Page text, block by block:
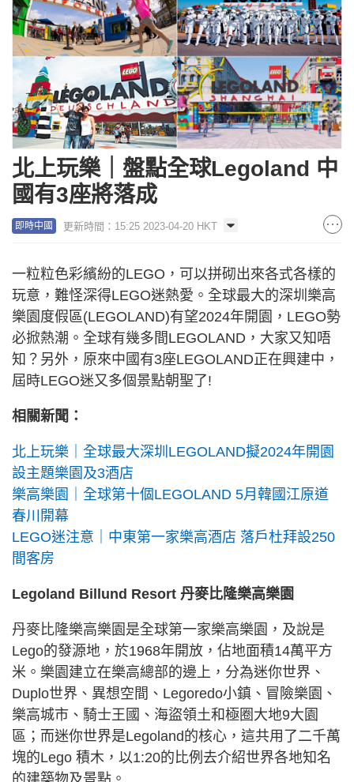
北上玩樂｜盤點全球Legoland 中
國有3座將落成
即時中國 更新時間：15:25 2023-04-20 HKT
一粒粒色彩繽紛的LEGO，可以拼砌出來各式各樣的
玩意，難怪深得LEGO迷熱愛。全球最大的深圳樂高
樂園度假區(LEGOLAND)有望2024年開園，LEGO勢
必掀熱潮。全球有幾多間LEGOLAND，大家又知唔
知？另外，原來中國有3座LEGOLAND正在興建中，
屆時LEGO迷又多個景點朝聖了!
相關新聞：
北上玩樂｜全球最大深圳LEGOLAND擬2024年開園
設主題樂園及3酒店
樂高樂園｜全球第十個LEGOLAND 5月韓國江原道
春川開幕
LEGO迷注意｜中東第一家樂高酒店 落戶杜拜設250
間客房
Legoland Billund Resort 丹麥比隆樂高樂園
丹麥比隆樂高樂園是全球第一家樂高樂園，及說是
Lego的發源地，於1968年開放，佔地面積14萬平方
米。樂園建立在樂高總部的邊上，分為迷你世界、
Duplo世界、異想空間、Legoredo小鎮、冒險樂園、
樂高城市、騎士王國、海盜領土和極圈大地9大園
區；而迷你世界是Legoland的核心，這共用了二千萬
塊的Lego 積木，以1:20的比例去介紹世界各地知名
的建築物及景點。